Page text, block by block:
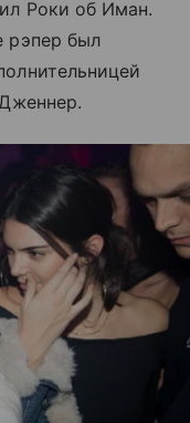
Роки об Иман.
рэпер был